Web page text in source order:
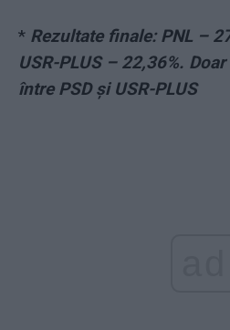
* Rezultate finale: PNL –
USR-PLUS – 22,36%.
între PSD și USR-PLUS